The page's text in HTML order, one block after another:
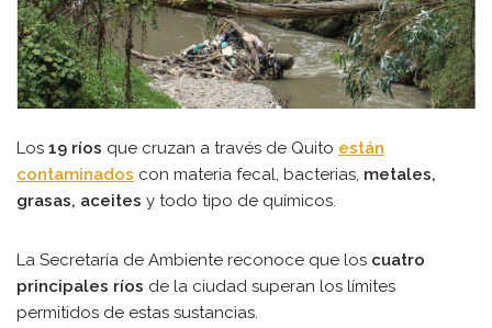
Los 19 ríos que cruzan a través de Quito están
contaminados con materia fecal, bacterias, metales,
grasas, aceites y todo tipo de químicos.
La Secretaría de Ambiente reconoce que los cuatro
principales ríos de la ciudad superan los límites
permitidos de estas sustancias.